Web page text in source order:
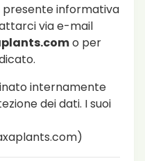
presente informativa
via e-mail
o per
internamente
dei dati. I suoi
)